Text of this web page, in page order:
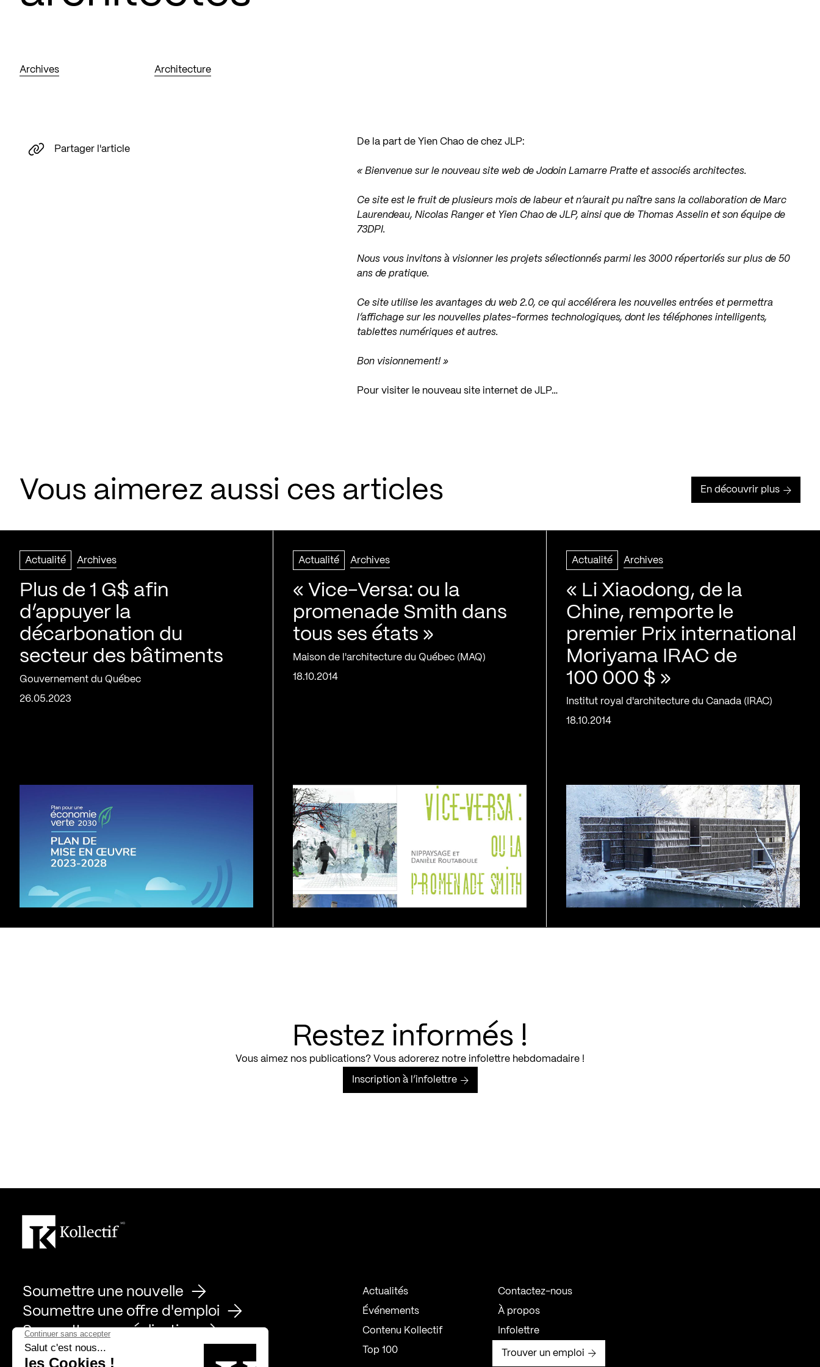
Archives Architecture
De la part de Yien Chao de chez JLP:
« Bienvenue sur le nouveau site web de Jodoin Lamarre Pratte et associés architectes.
Ce site est le fruit de plusieurs mois de labeur et n’aurait pu naître sans la collaboration de Marc
Laurendeau, Nicolas Ranger et Yien Chao de JLP, ainsi que de Thomas Asselin et son équipe de
73DPI.
Nous vous invitons à visionner les projets sélectionnés parmi les 3000 répertoriés sur plus de 50
ans de pratique.
Ce site utilise les avantages du web 2.0, ce qui accélérera les nouvelles entrées et permettra
l’affichage sur les nouvelles plates-formes technologiques, dont les téléphones intelligents,
tablettes numériques et autres.
Bon visionnement! »
Pour visiter le nouveau site internet de JLP…
Partager l'article
Vous aimerez aussi ces articles En découvrir plus
Actualité Archives
Plus de 1 G$ afin
d’appuyer la
décarbonation du
secteur des bâtiments
Gouvernement du Québec
26.05.2023
Actualité Archives
« Vice-Versa: ou la
promenade Smith dans
tous ses états »
Maison de l'architecture du Québec (MAQ)
18.10.2014
Actualité Archives
« Li Xiaodong, de la
Chine, remporte le
premier Prix international
Moriyama IRAC de
100 000 $ »
Institut royal d'architecture du Canada (IRAC)
18.10.2014
Restez informés !
Vous aimez nos publications? Vous adorerez notre infolettre hebdomadaire !
Inscription à l’infolettre
Soumettre une nouvelle
Soumettre une offre d'emploi
Soumettre une réalisation
Actualités
Événements
Contenu Kollectif
Top 100
Contactez-nous
À propos
Infolettre
Trouver un emploi